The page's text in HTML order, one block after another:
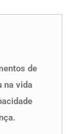
de
na vida